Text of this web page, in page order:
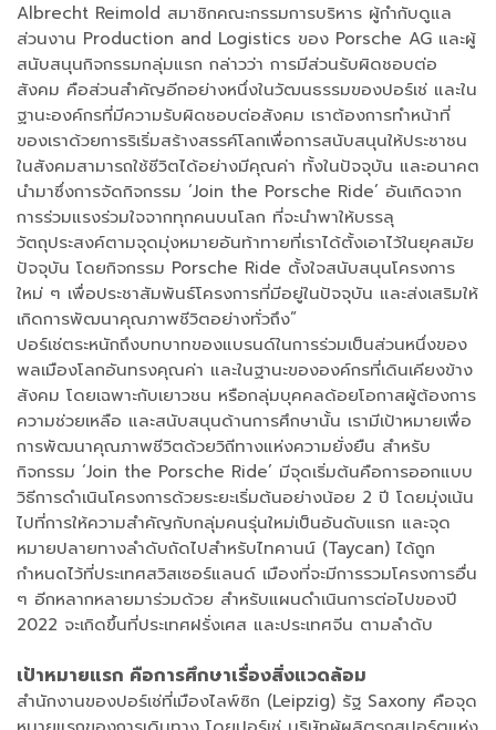
Albrecht Reimold สมาชิกคณะกรรมการบริหาร ผู้กำกับดูแล
ส่วนงาน Production and Logistics ของ Porsche AG และผู้
สนับสนุนกิจกรรมกลุ่มแรก กล่าวว่า การมีส่วนรับผิดชอบต่อ
สังคม คือส่วนสำคัญอีกอย่างหนึ่งในวัฒนธรรมของปอร์เช่ และใน
ฐานะองค์กรที่มีความรับผิดชอบต่อสังคม เราต้องการทำหน้าที่
ของเราด้วยการริเริ่มสร้างสรรค์โลกเพื่อการสนับสนุนให้ประชาชน
ในสังคมสามารถใช้ชีวิตได้อย่างมีคุณค่า ทั้งในปัจจุบัน และอนาคต
นำมาซึ่งการจัดกิจกรรม ‘Join the Porsche Ride’ อันเกิดจาก
การร่วมแรงร่วมใจจากทุกคนบนโลก ที่จะนำพาให้บรรลุ
วัตถุประสงค์ตามจุดมุ่งหมายอันท้าทายที่เราได้ตั้งเอาไว้ในยุคสมัย
ปัจจุบัน โดยกิจกรรม Porsche Ride ตั้งใจสนับสนุนโครงการ
ใหม่ ๆ เพื่อประชาสัมพันธ์โครงการที่มีอยู่ในปัจจุบัน และส่งเสริมให้
เกิดการพัฒนาคุณภาพชีวิตอย่างทั่วถึง”
ปอร์เช่ตระหนักถึงบทบาทของแบรนด์ในการร่วมเป็นส่วนหนึ่งของ
พลเมืองโลกอันทรงคุณค่า และในฐานะขององค์กรที่เดินเคียงข้าง
สังคม โดยเฉพาะกับเยาวชน หรือกลุ่มบุคคลด้อยโอกาสผู้ต้องการ
ความช่วยเหลือ และสนับสนุนด้านการศึกษานั้น เรามีเป้าหมายเพื่อ
การพัฒนาคุณภาพชีวิตด้วยวิถีทางแห่งความยั่งยืน สำหรับ
กิจกรรม ‘Join the Porsche Ride’ มีจุดเริ่มต้นคือการออกแบบ
วิธีการดำเนินโครงการด้วยระยะเริ่มต้นอย่างน้อย 2 ปี โดยมุ่งเน้น
ไปที่การให้ความสำคัญกับกลุ่มคนรุ่นใหม่เป็นอันดับแรก และจุด
หมายปลายทางลำดับถัดไปสำหรับไทคานน์ (Taycan) ได้ถูก
กำหนดไว้ที่ประเทศสวิสเซอร์แลนด์ เมืองที่จะมีการรวมโครงการอื่น
ๆ อีกหลากหลายมาร่วมด้วย สำหรับแผนดำเนินการต่อไปของปี
2022 จะเกิดขึ้นที่ประเทศฝรั่งเศส และประเทศจีน ตามลำดับ
เป้าหมายแรก คือการศึกษาเรื่องสิ่งแวดล้อม
สำนักงานของปอร์เช่ที่เมืองไลพ์ซิก (Leipzig) รัฐ Saxony คือจุด